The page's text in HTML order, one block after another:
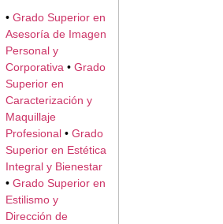
• Grado Superior en
Asesoría de Imagen
Personal y
Corporativa • Grado
Superior en
Caracterización y
Maquillaje
Profesional • Grado
Superior en Estética
Integral y Bienestar
• Grado Superior en
Estilismo y
Dirección de